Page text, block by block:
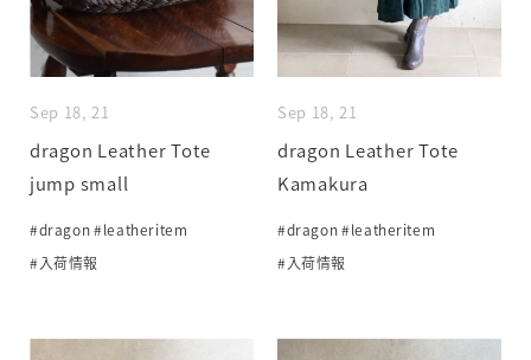
Sep 18, 21
dragon Leather Tote
jump small
#dragon#leatheritem
#入荷情報
Sep 18, 21
dragon Leather Tote
Kamakura
#dragon#leatheritem
#入荷情報